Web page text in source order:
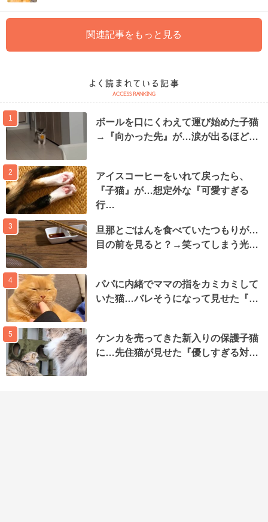
関連記事をもっと見る
1
ボールを口にくわえて運び始めた子猫
→『向かった先』が…涙が出るほど…
2
アイスコーヒーをいれて戻ったら、
『子猫』が…想定外な『可愛すぎる
行…
3
旦那とごはんを食べていたつもりが…
目の前を見ると？→笑ってしまう光…
4
パパに内緒でママの指をカミカミして
いた猫…バレそうになって見せた『…
5
ケンカを売ってきた新入りの保護子猫
に…先住猫が見せた『優しすぎる対…